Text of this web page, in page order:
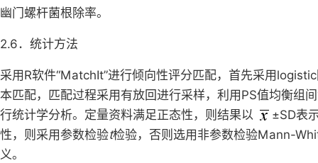
幽门螺杆菌根除率。
2.6．统计方法
采用R软件“MatchIt”进行倾向性评分匹配，首先采用
本匹配，匹配过程采用有放回进行采样，利用PS值均衡组
行统计学分析。定量资料满足正态性，则结果以
±SD表
性，则采用参数检验t检验，否则选用非参数检验Mann-
义。